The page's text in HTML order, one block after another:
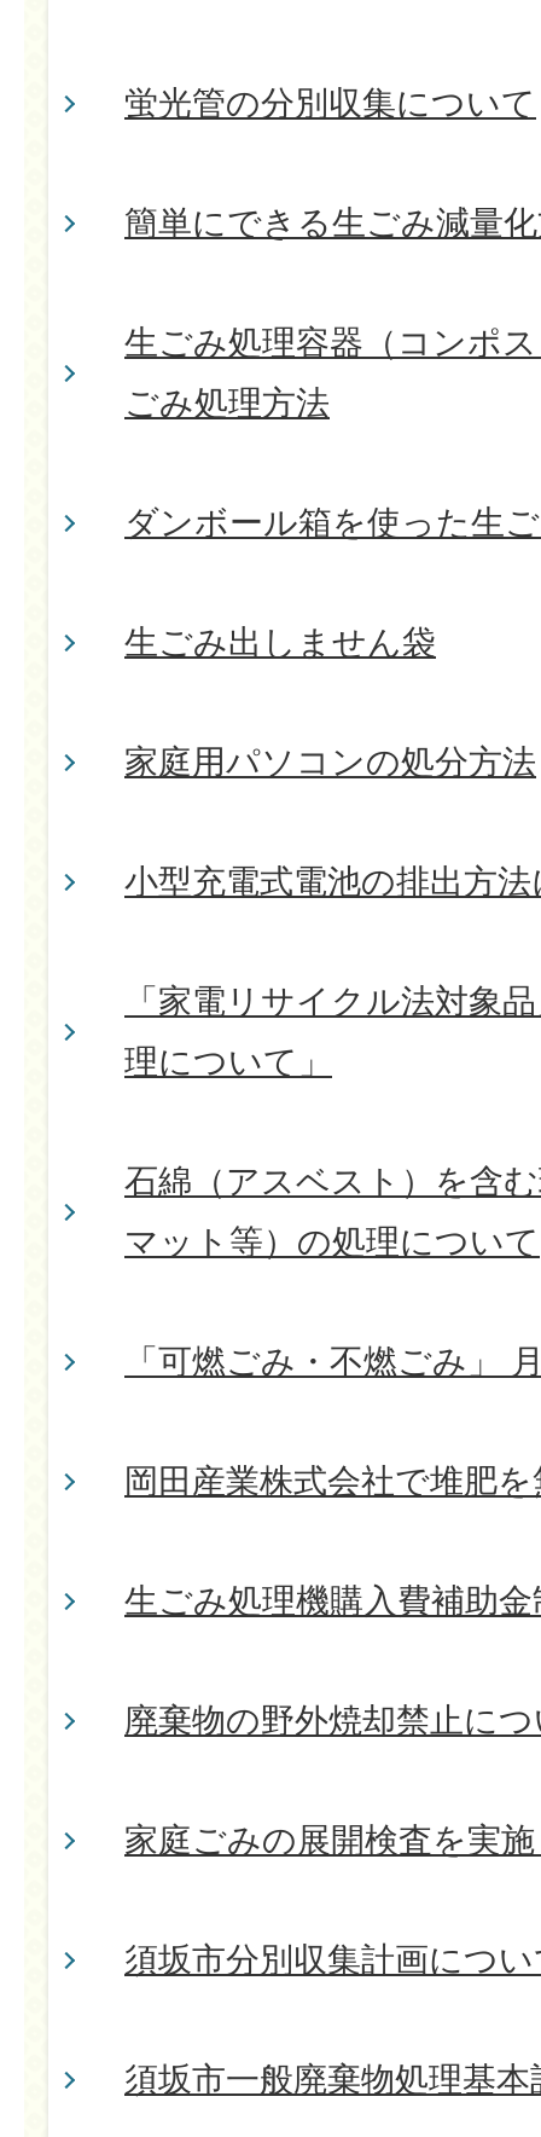
蛍光管の分別収集について
簡単にできる生ごみ減量
生ごみ処理容器（コンポ
ごみ処理方法
ダンボール箱を使った生
生ごみ出しません袋
家庭用パソコンの処分方法
小型充電式電池の排出方
「家電リサイクル法対象
理について」
石綿（アスベスト）を含
マット等）の処理について
「可燃ごみ・不燃ごみ」
岡田産業株式会社で堆肥
生ごみ処理機購入費補助金
廃棄物の野外焼却禁止に
家庭ごみの展開検査を実
須坂市分別収集計画につ
須坂市一般廃棄物処理基本